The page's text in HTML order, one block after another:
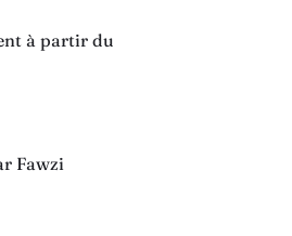
à partir du
Fawzi